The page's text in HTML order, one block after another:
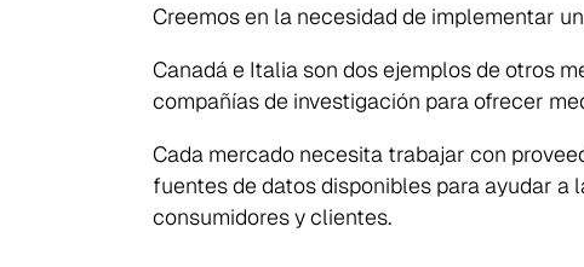
Creemos en la necesidad de implementar
Canadá e Italia son dos ejemplos de otros
compañías de investigación para ofrecer
Cada mercado necesita trabajar con
fuentes de datos disponibles para ayudar
consumidores y clientes.